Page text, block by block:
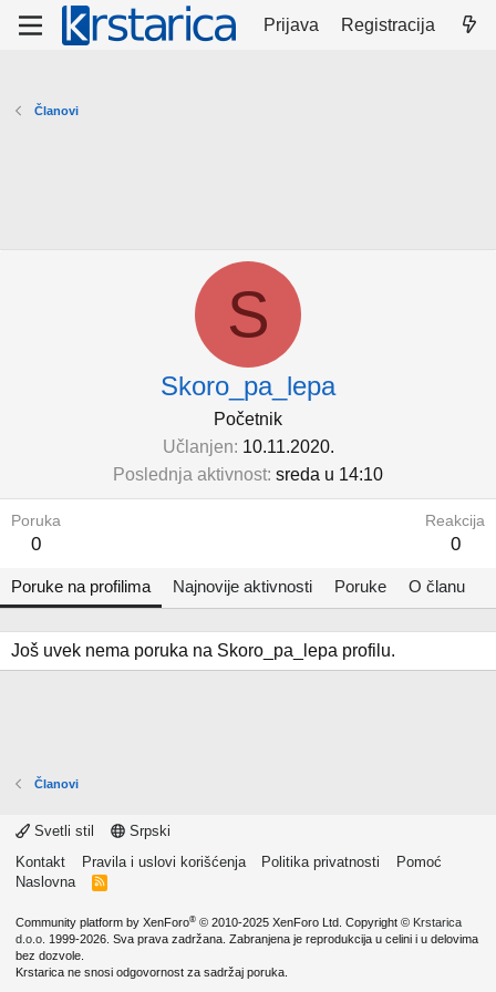
Prijava Registracija
Članovi
S
Skoro_pa_lepa
Početnik
Učlanjen 10.11.2020.
Poslednja aktivnost sreda u 14:10
Poruka
0
Reakcija
0
Poruke na profilima Najnovije aktivnosti Poruke O članu
Još uvek nema poruka na Skoro_pa_lepa profilu.
Članovi
Svetli stil
Srpski
Kontakt
Pravila i uslovi korišćenja Politika privatnosti
Pomoć
Naslovna
R
Community platform by XenForo® © 2010-2025 XenForo Ltd. Copyright © Krstarica
d.o.o. 1999-2026. Sva prava zadržana. Zabranjena je reprodukcija u celini i u delovima
bez dozvole.
Krstarica ne snosi odgovornost za sadržaj poruka.